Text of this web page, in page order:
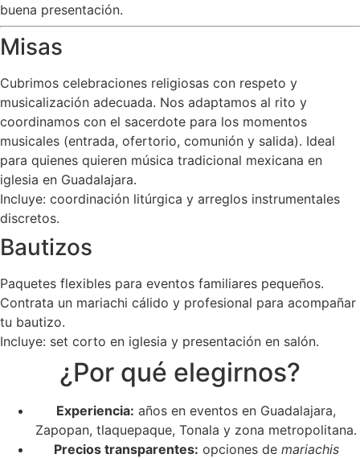
buena presentación.
Misas
Cubrimos celebraciones religiosas con respeto y
musicalización adecuada. Nos adaptamos al rito y
coordinamos con el sacerdote para los momentos
musicales (entrada, ofertorio, comunión y salida). Ideal
para quienes quieren música tradicional mexicana en
iglesia en Guadalajara.
Incluye: coordinación litúrgica y arreglos instrumentales
discretos.
Bautizos
Paquetes flexibles para eventos familiares pequeños.
Contrata un mariachi cálido y profesional para acompañar
tu bautizo.
Incluye: set corto en iglesia y presentación en salón.
¿Por qué elegirnos?
Experiencia: años en eventos en Guadalajara,
Zapopan, tlaquepaque, Tonala y zona metropolitana.
Precios transparentes: opciones de mariachis